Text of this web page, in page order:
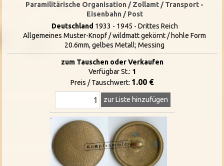
Paramilitärische Organisation / Zollamt / Transport -
Eisenbahn / Post
Deutschland 1933 - 1945 - Drittes Reich
Allgemeines Muster-Knopf / wildmatt gekörnt / hohle Form
20.6mm, gelbes Metall; Messing
zum Tauschen oder Verkaufen
Verfügbar St.: 1
Preis / Tauschwert: 1.00 €
zur Liste hinzufügen